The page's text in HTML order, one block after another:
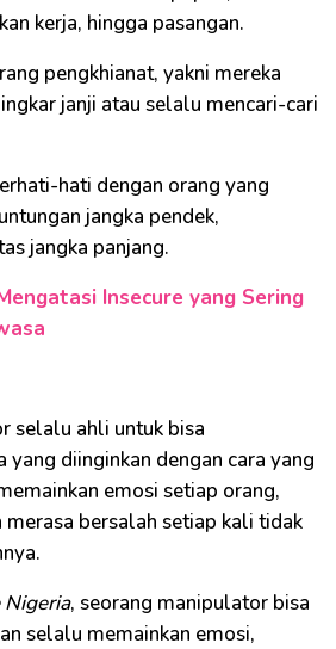
kerja, hingga pasangan.
pengkhianat, yakni mereka
janji atau selalu mencari-cari
hati dengan orang yang
jangka pendek,
jangka panjang.
Insecure yang Sering
selalu ahli untuk bisa
yang diinginkan dengan cara yang
emosi setiap orang,
bersalah setiap kali tidak
Nigeria, seorang manipulator bisa
selalu memainkan emosi,